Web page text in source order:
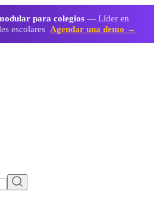
para colegios— Líder en
escolares Agendar una demo →